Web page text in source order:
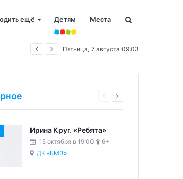
ещё Детям Места
Пятница, 7 августа 09:03
Ирина Круг. «Ребята»
15 октября в 19:00
6+
ДК «БМЗ»